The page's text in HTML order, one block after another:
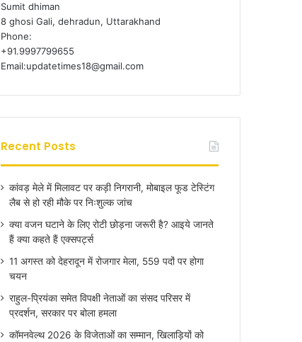
Sumit dhiman
8 ghosi Gali, dehradun, Uttarakhand
Phone:
+91.9997799655
Email:updatetimes18@gmail.com
Recent Posts
कांवड़ मेले में मिलावट पर कड़ी निगरानी, मोबाइल फूड टेस्टिंग
लैब से हो रही मौके पर निःशुल्क जांच
क्या वजन घटाने के लिए रोटी छोड़ना जरूरी है? आइये जानते
हैं क्या कहते हैं एक्सपर्ट्स
11 अगस्त को देहरादून में रोजगार मेला, 559 पदों पर होगा
चयन
राहुल-प्रियंका समेत विपक्षी नेताओं का संसद परिसर में
प्रदर्शन, सरकार पर बोला हमला
कॉमनवेल्थ 2026 के विजेताओं का सम्मान, खिलाड़ियों को